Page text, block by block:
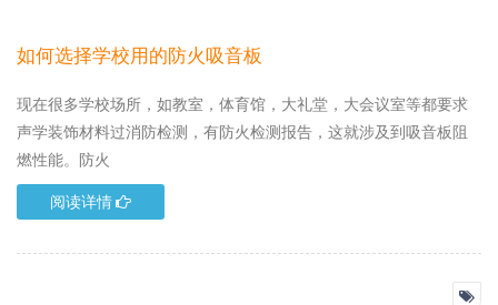
如何选择学校用的防火吸音板
现在很多学校场所，如教室，体育馆，大礼堂，大会议室等都要求
声学装饰材料过消防检测，有防火检测报告，这就涉及到吸音板阻
燃性能。防火
阅读详情